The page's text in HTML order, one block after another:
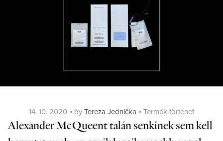
Posted
on
14. 10. 2020 by Tereza Jednička Categories
Termék történet
Alexander McQueent talán senkinek sem kell